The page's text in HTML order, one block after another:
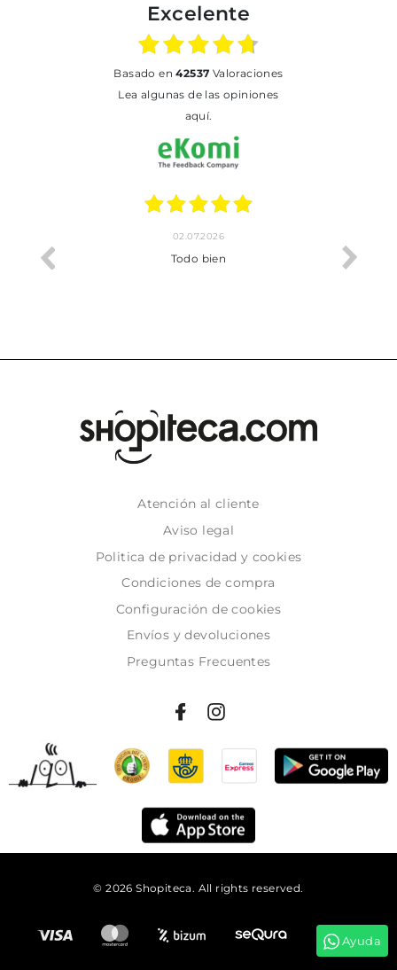
Excelente
basado en42537 Valoraciones
Lea algunas de las opiniones
aquí.
02.07.2026
Todo bien
Atención al cliente
Aviso legal
Politica de privacidad y cookies
Condiciones de compra
Configuración de cookies
Envíos y devoluciones
Preguntas Frecuentes
© 2026 Shopiteca. All rights reserved.
Ayuda